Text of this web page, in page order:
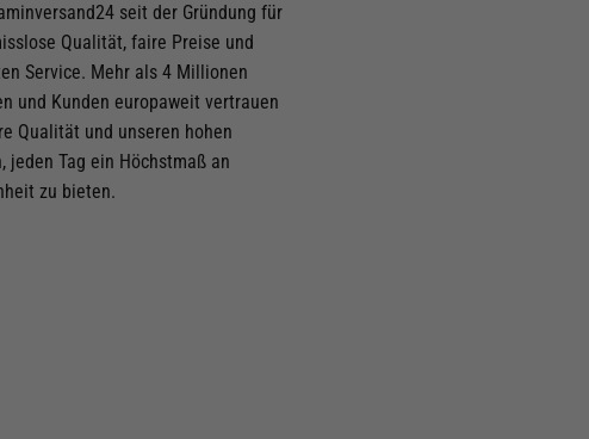
anmelden
mit den
die
seit der Gründung für
Qualität, faire Preise und
Service. Mehr als 4 Millionen
und Kunden europaweit vertrauen
Qualität und unseren hohen
jeden Tag ein Höchstmaß an
zu bieten.